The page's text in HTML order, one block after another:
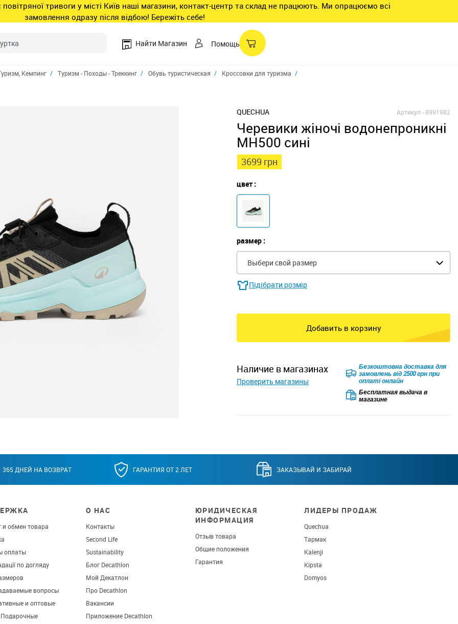
повітряної тривоги у місті Київ наші магазини, контакт-центр та склад не працюють. Ми опрацюємо всі
замовлення одразу після відбою! Бережіть себе!
Найти Магазин Помощь
Кемпинг Туризм - Походы - Треккинг Обувь туристическая Кроссовки для туризма
QUECHUA Артикул -8991982
Черевики жіночі водонепроникні
MH500 сині
3699 грн
цвет :
размер :
Выбери свой размер
Підібрати розмір
Добавить в корзину
наличие в магазинах
Проверить магазины
Безкоштовна доставка для
замовлень від 2500 грн при
оплаті онлайн
Бесплатная выдача в
магазине
365 ДНЕЙ НА ВОЗВРАТ ГАРАНТИЯ ОТ 2 ЛЕТ ЗАКАЗЫВАЙ И ЗАБИРАЙ
и обмен товара
оплаты
по догляду
вопросы
и оптовые
О НАС
Контакты
Second Life
Sustainability
Блог Decathlon
Мой Декатлон
Про Decathlon
Вакансии
Приложение Decathlon
ЮРИДИЧЕСКАЯ
ИНФОРМАЦИЯ
Отзыв товара
Общие положения
Гарантия
ЛИДЕРЫ ПРОДАЖ
Quechua
Тармак
Kalenji
Kipsta
Domyos